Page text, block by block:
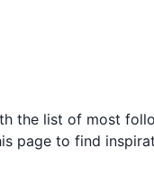
the list of most
page to find